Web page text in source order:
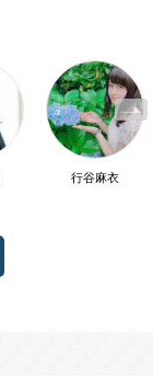
行谷麻衣